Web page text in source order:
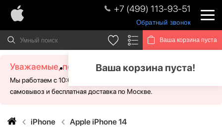
+7 (499) 113-93-51
Обратный звонок
Ваша корзина пуста
Ваша корзина пуста!
Уважаемые, посетители!
Мы работаем с 10:00 - 21:00 без выходных. Для Вас доступен
самовывоз и бесплатная доставка по Москве.
iPhone
Apple iPhone 14